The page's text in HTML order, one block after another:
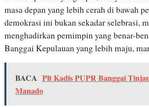
masa depan yang lebih cerah di bawah
demokrasi ini bukan sekadar selebrasi,
menghadirkan pemimpin yang benar-
Banggai Kepulauan yang lebih maju,
BACA Plt Kadis PUPR Banggai
Manado